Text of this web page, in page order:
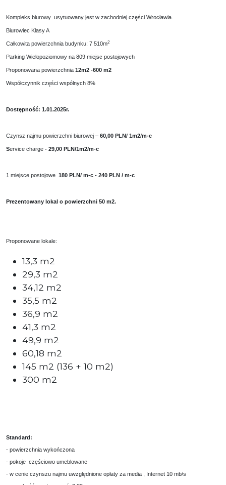
Kompleks biurowy usytuowany jest w zachodniej części Wrocławia.
Biurowiec Klasy A
Całkowita powierzchnia budynku: 7 510m2
Parking Wielopoziomowy na 809 miejsc postojowych
Proponowana powierzchnia 12m2 -600 m2
Współczynnik części wspólnych 8%
Dostępność: 1.01.2025r.
Czynsz najmu powierzchni biurowej – 60,00 PLN/ 1m2/m-c
Service charge - 29,00 PLN/1m2/m-c
1 miejsce postojowe 180 PLN/ m-c - 240 PLN / m-c
Prezentowany lokal o powierzchni 50 m2.
Proponowane lokale:
13,3 m2
29,3 m2
34,12 m2
35,5 m2
36,9 m2
41,3 m2
49,9 m2
60,18 m2
145 m2 (136 + 10 m2)
300 m2
Standard:
- powierzchnia wykończona
- pokoje częściowo umeblowane
- w cenie czynszu najmu uwzględnione opłaty za media , Internet 10 mb/s